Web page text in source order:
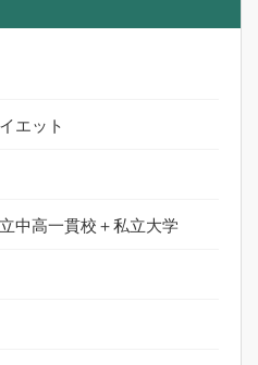
エット
中高一貫校＋私立大学